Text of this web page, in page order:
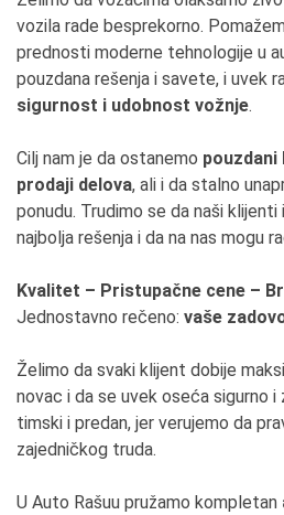
vozila rade besprekorno.
prednosti moderne tehnologije u
pouzdana rešenja i savete, i uvek
sigurnost i udobnost vožnje.
Cilj nam je da ostanemo
prodaji delova, ali i da stalno
ponudu. Trudimo se da naši
najbolja rešenja i da na nas mogu
Kvalitet – Pristupačne cene –
Jednostavno rečeno: vaše
Želimo da svaki klijent dobije
novac i da se uvek oseća sigurno i
timski i predan, jer verujemo da
zajedničkog truda.
U Auto Rašuu pružamo kompletan